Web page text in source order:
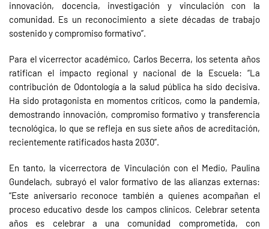
innovación, docencia, investigación y vinculación con la
comunidad. Es un reconocimiento a siete décadas de trabajo
sostenido y compromiso formativo”.
Para el vicerrector académico, Carlos Becerra, los setenta años
ratifican el impacto regional y nacional de la Escuela: “La
contribución de Odontología a la salud pública ha sido decisiva.
Ha sido protagonista en momentos críticos, como la pandemia,
demostrando innovación, compromiso formativo y transferencia
tecnológica, lo que se refleja en sus siete años de acreditación,
recientemente ratificados hasta 2030”.
En tanto, la vicerrectora de Vinculación con el Medio, Paulina
Gundelach, subrayó el valor formativo de las alianzas externas:
“Este aniversario reconoce también a quienes acompañan el
proceso educativo desde los campos clínicos. Celebrar setenta
años es celebrar a una comunidad comprometida, con